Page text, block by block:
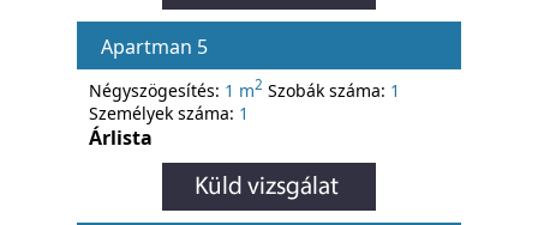
Apartman 5
Négyszögesítés: 1 m2 Szobák száma: 1
Személyek száma: 1
Árlista